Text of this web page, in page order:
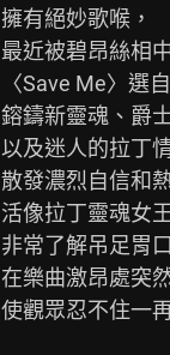
擁有絕妙歌喉，
最近被碧昂絲相
〈Save Me〉選
鎔鑄新靈魂、爵
以及迷人的拉丁
散發濃烈自信和
活像拉丁靈魂女
非常了解吊足胃
在樂曲激昂處突
使觀眾忍不住一